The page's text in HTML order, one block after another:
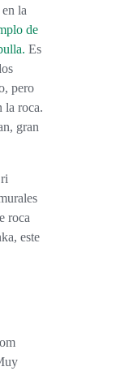
la
de
Es
pero
la roca.
gran
roca
este